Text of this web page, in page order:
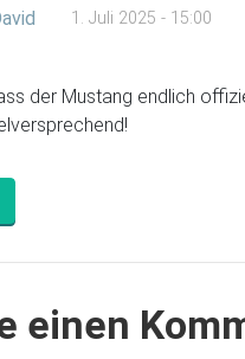
1. Juli 2025 - 15:00
der Mustang endlich
einen